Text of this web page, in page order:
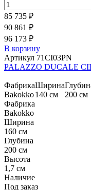
85 735 ₽
90 861 ₽
96 173 ₽
В корзину
Артикул 71CI03PN
PALAZZO DUCALE
Фабрика
Bakokko
Ширина
140 см
200 см
Фабрика
Bakokko
Ширина
160 см
Глубина
200 см
Высота
1,7 см
Наличие
Под заказ